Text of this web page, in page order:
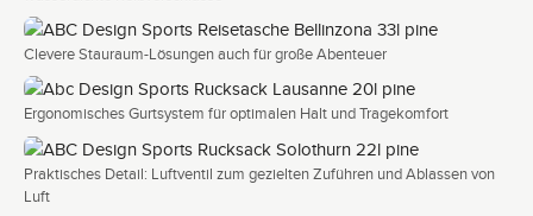
Clevere Stauraum-Lösungen auch für große Abenteuer
Ergonomisches Gurtsystem für optimalen Halt und Tragekomfort
Praktisches Detail: Luftventil zum gezielten Zuführen und Ablassen von
Luft